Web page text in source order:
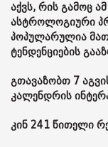
აქვს, რის გამოც
ასტროლოგიური
პოპულარულია
ტენდენციების
გთავაზობთ 7
კალენდრის
კინ 241 წითელი